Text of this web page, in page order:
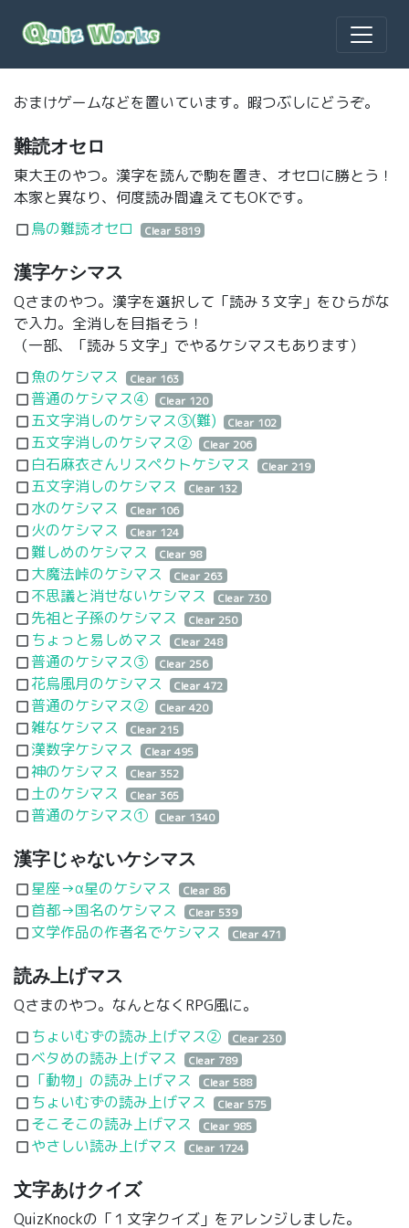
おまけゲームなどを置いています。暇つぶしにどうぞ。
難読オセロ
東大王のやつ。漢字を読んで駒を置き、オセロに勝とう！
本家と異なり、何度読み間違えてもOKです。
crop_square 鳥の難読オセロ Clear 5819
漢字ケシマス
Qさまのやつ。漢字を選択して「読み３文字」をひらがな
で入力。全消しを目指そう！
（一部、「読み５文字」でやるケシマスもあります）
crop_square 魚のケシマス Clear 163
crop_square 普通のケシマス④ Clear 120
crop_square 五文字消しのケシマス③(難) Clear 102
crop_square 五文字消しのケシマス② Clear 206
crop_square 白石麻衣さんリスペクトケシマス Clear 219
crop_square 五文字消しのケシマス Clear 132
crop_square 水のケシマス Clear 106
crop_square 火のケシマス Clear 124
crop_square 難しめのケシマス Clear 98
crop_square 大魔法峠のケシマス Clear 263
crop_square 不思議と消せないケシマス Clear 730
crop_square 先祖と子孫のケシマス Clear 250
crop_square ちょっと易しめマス Clear 248
crop_square 普通のケシマス③ Clear 256
crop_square花烏風月のケシマス Clear 472
crop_square 普通のケシマス② Clear 420
crop_square雑なケシマス Clear 215
crop_square漢数字ケシマス Clear 495
crop_square神のケシマス Clear 352
crop_square 土のケシマス Clear 365
crop_square 普通のケシマス① Clear 1340
漢字じゃないケシマス
crop_square 星座→α星のケシマス Clear 86
crop_square 首都→国名のケシマス Clear 539
crop_square 文学作品の作者名でケシマス Clear 471
読み上げマス
Qさまのやつ。なんとなくRPG風に。
crop_square ちょいむずの読み上げマス② Clear 230
crop_square ベタめの読み上げマス Clear 789
crop_square 「動物」の読み上げマス Clear 588
crop_square ちょいむずの読み上げマス Clear 575
crop_square そこそこの読み上げマス Clear 985
crop_square やさしい読み上げマス Clear 1724
文字あけクイズ
QuizKnockの「１文字クイズ」をアレンジしました。